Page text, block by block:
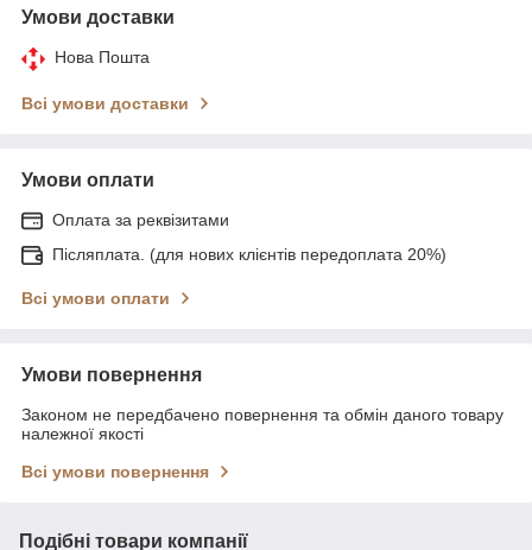
Умови доставки
Нова Пошта
Всі умови доставки
Умови оплати
Оплата за реквізитами
Післяплата. (для нових клієнтів передоплата 20%)
Всі умови оплати
Умови повернення
Законом не передбачено повернення та обмін даного товару
належної якості
Всі умови повернення
Подібні товари компанії